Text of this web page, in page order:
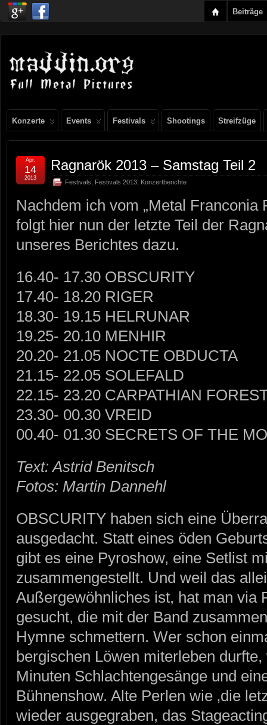
Beiträge
Konzerte Events Festivals Shootings Streifzüge
Ragnarök 2013 – Samstag Teil 2
Festivals Festivals 2013 Konzertberichte
Apr.
14
2013
Nachdem ich vom „Metal Franconia
folgt hier nun der letzte Teil der
unseres Berichtes dazu.
16.40- 17.30 OBSCURITY
17.40- 18.20 RIGER
18.30- 19.15 HELRUNAR
19.25- 20.10 MENHIR
20.20- 21.05 NOCTE OBDUCTA
21.15- 22.05 SOLEFALD
22.15- 23.20 CARPATHIAN
23.30- 00.30 VREID
00.40- 01.30 SECRETS OF THE
Text: Astrid Benitsch
Fotos: Martin Dannehl
OBSCURITY haben sich eine
ausgedacht. Statt eines öden
gibt es eine Pyroshow, eine Setlist
zusammengestellt. Und weil das
Außergewöhnliches ist, hat man via
gesucht, die mit der Band
Hymne schmettern. Wer schon
bergischen Löwen miterleben
Minuten Schlachtengesänge und
Bühnenshow. Alte Perlen wie ‚die
wieder ausgegraben, das